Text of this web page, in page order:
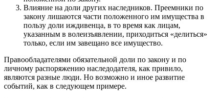
Влияние на доли других наследников. Преемники по
закону лишаются части положенного им имущества в
пользу доли иждивенца, в то время как лицам,
указанным в волеизъявлении, приходиться «делиться»
только, если им завещано все имущество.
Правообладателями обязательной доли по закону и по
личному распоряжению наследодателя, как привило,
являются разные люди. Но возможно и иное развитие
событий, как в следующем примере.